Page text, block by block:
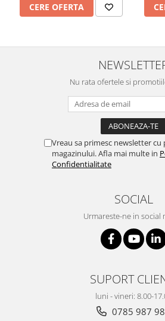
CERE OFERTA
Nu rata ofertele si
Vreau sa primesc newsletter
magazinului. Afla mai multe in
Confidentialitate
SOCIAL
Urmareste-ne in social
SUPORT
luni - vineri: 8.00-
0785 987